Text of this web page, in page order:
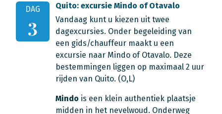
DAG
3
Quito: excursie Mindo of Otavalo
Vandaag kunt u kiezen uit twee
dagexcursies. Onder begeleiding van
een gids/chauffeur maakt u een
excursie naar Mindo of Otavalo. Deze
bestemmingen liggen op maximaal 2 uur
rijden van Quito. (O,L)
Mindo is een klein authentiek plaatsje
midden in het nevelwoud. Onderweg